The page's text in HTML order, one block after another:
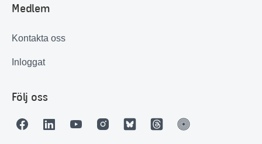
Medlem
Kontakta oss
Inloggat
Följ oss